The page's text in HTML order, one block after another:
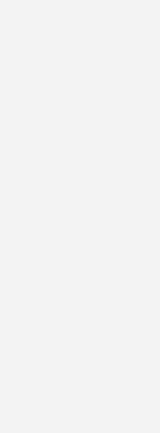
3Sun. Pro Tag laufen
Millionen Waferzellen,
Heterojunction-
der Passivierung und
HJT-Modulen gibt er
Zudem erlauben
95 Prozent (Topcon: 85
Bedarf an Energie
Temperaturen unter 200
brauchen mehr als
Dicke der Wafer von 120
sinken innere
sich um sechs bis